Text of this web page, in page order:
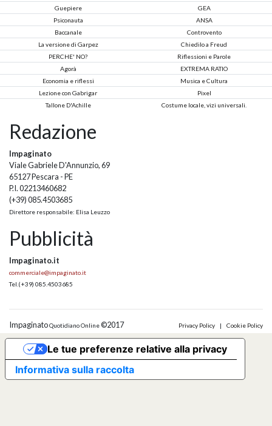
Guepiere
GEA
Psiconauta
ANSA
Baccanale
Controvento
La versione di Garpez
Chiedilo a Freud
PERCHE' NO?
Riflessioni e Parole
Agorà
EXTREMA RATIO
Economia e riflessi
Musica e Cultura
Lezione con Gabrigar
Pixel
Tallone D'Achille
Costume locale, vizi universali.
Redazione
Impaginato
Viale Gabriele D'Annunzio, 69
65127 Pescara - PE
P.I. 02213460682
(+39) 085.4503685
Direttore responsabile: Elisa Leuzzo
Pubblicità
Impaginato.it
commerciale@impaginato.it
Tel. (+39) 085.4503685
ImpaginatoQuotidiano Online©2017 Privacy Policy | Cookie Policy
Informativa sulla raccolta
Le tue preferenze relative alla privacy